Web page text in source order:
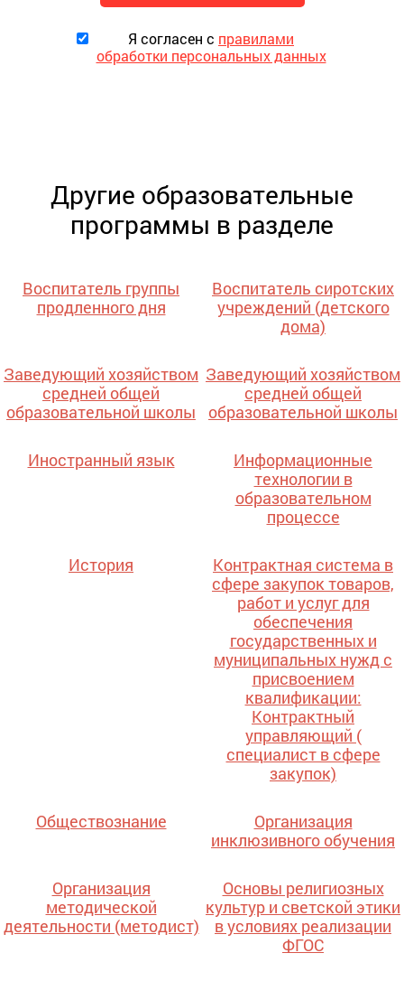
Я согласен с правилами
обработки персональных данных
Другие образовательные
программы в разделе
Воспитатель группы
продленного дня
Воспитатель сиротских
учреждений (детского
дома)
Заведующий хозяйством
средней общей
образовательной школы
Заведующий хозяйством
средней общей
образовательной школы
Иностранный язык
Информационные
технологии в
образовательном
процессе
История
Контрактная система в
сфере закупок товаров,
работ и услуг для
обеспечения
государственных и
муниципальных нужд с
присвоением
квалификации:
Контрактный
управляющий (
специалист в сфере
закупок)
Обществознание
Организация
инклюзивного обучения
Организация
методической
деятельности (методист)
Основы религиозных
культур и светской этики
в условиях реализации
ФГОС